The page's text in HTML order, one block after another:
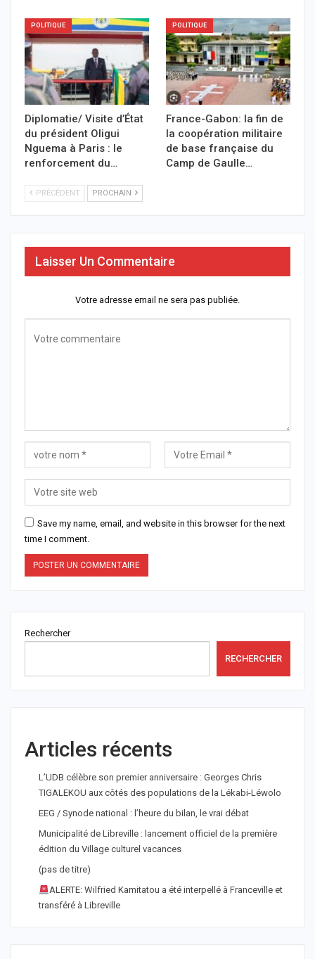
POLITIQUE
Diplomatie/ Visite d’État
du président Oligui
Nguema à Paris : le
renforcement du…
POLITIQUE
France-Gabon: la fin de
la coopération militaire
de base française du
Camp de Gaulle…
PRÉCÉDENT PROCHAIN
Laisser Un Commentaire
Votre adresse email ne sera pas publiée.
Save my name, email, and website in this browser for the next
time I comment.
Rechercher
RECHERCHER
Articles récents
L’UDB célèbre son premier anniversaire : Georges Chris
TIGALEKOU aux côtés des populations de la Lékabi-Léwolo
EEG / Synode national : l’heure du bilan, le vrai débat
Municipalité de Libreville : lancement officiel de la première
édition du Village culturel vacances
(pas de titre)
ALERTE: Wilfried Kamitatou a été interpellé à Franceville et
transféré à Libreville